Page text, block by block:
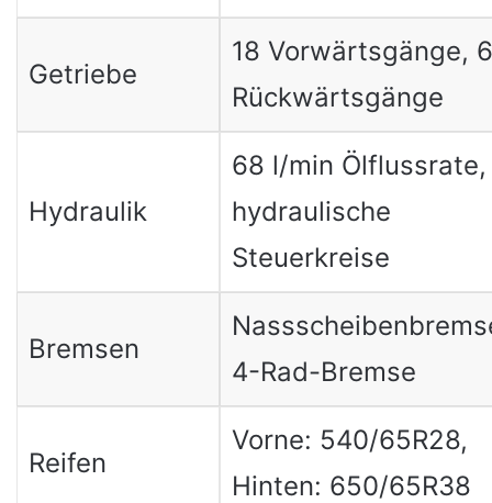
Getriebe
18 Vorwärtsgänge, 6
Rückwärtsgänge
Hydraulik
68 l/min
hydraulische
Steuerkreise
Bremsen
4-Rad-Bremse
Reifen
Vorne: 540/65R28,
Hinten: 650/65R38